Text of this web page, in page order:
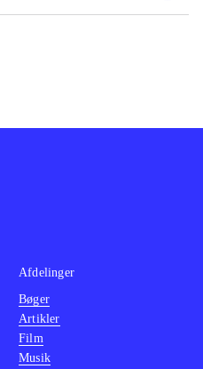
2:
stort set
engelsk og
krævede
var klar til
til den
Afdelinger
Bøger
Artikler
Film
Musik